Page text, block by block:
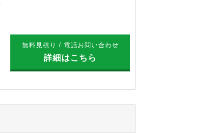
無料見積り / 電話お問い合わせ
詳細はこちら